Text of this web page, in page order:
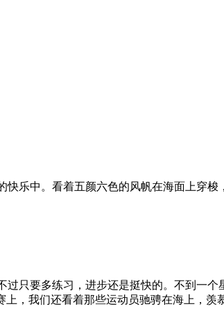
乐中。看着五颜六色的风帆在海面上穿
只要多练习，进步还是挺快的。不到一
，我们还看着那些运动员驰骋在海上，羡